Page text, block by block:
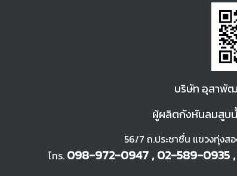
บริษัท อุสาพั
ผู้ผลิตกังหันลมสูบ
56/7 ถ.ประชาชื่น แขวงทุ่งส
โทร. 098-972-0947 , 02-589-0935 ,